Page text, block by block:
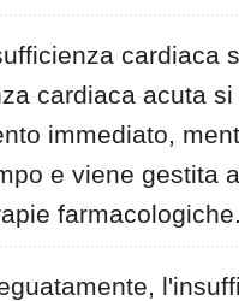
cardiaca
cardiaca acuta
immediato,
e viene gestita
farmacologiche.